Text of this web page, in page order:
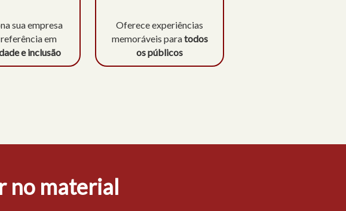
sua empresa
em
e inclusão
Oferece experiências
memoráveis paratodos
os públicos
no material